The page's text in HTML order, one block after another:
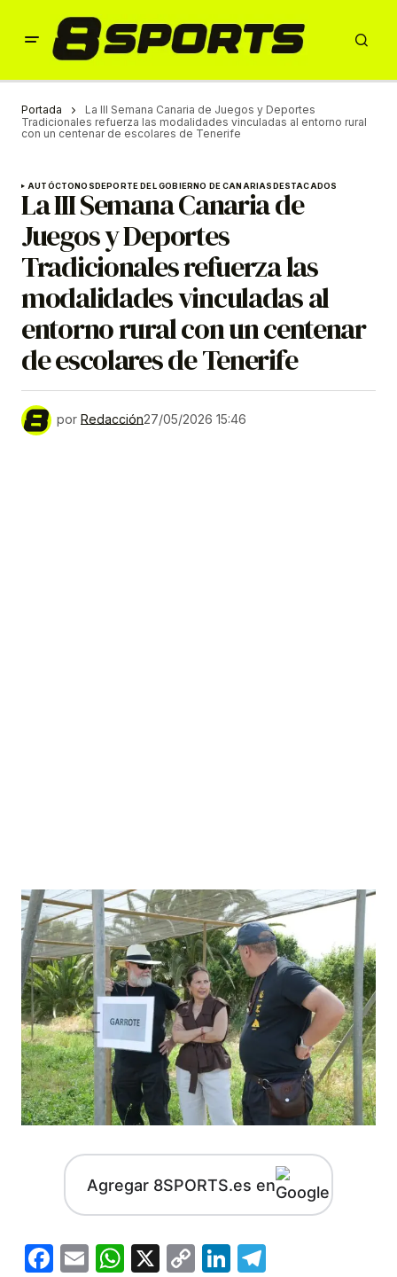
Portada
La III Semana Canaria de Juegos y Deportes
Tradicionales refuerza las modalidades vinculadas al entorno rural
con un centenar de escolares de Tenerife
AUTÓCTONOSDEPORTE DEL GOBIERNO DE CANARIASDESTACADOS
La III Semana Canaria de
Juegos y Deportes
Tradicionales refuerza las
modalidades vinculadas al
entorno rural con un centenar
de escolares de Tenerife
por Redacción27/05/2026 15:46
Agregar 8SPORTS.es en
Facebook
EmailWhatsApp
X
CopyLinkedIn